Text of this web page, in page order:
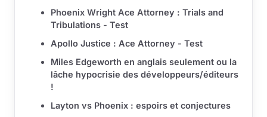
Phoenix Wright Ace Attorney : Trials and
Tribulations - Test
Apollo Justice : Ace Attorney - Test
Miles Edgeworth en anglais seulement ou la
lâche hypocrisie des développeurs/éditeurs
!
Layton vs Phoenix : espoirs et conjectures